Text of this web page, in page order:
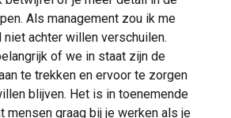
Als management zou ik me
niet achter willen verschuilen.
of we in staat zijn de
te trekken en ervoor te zorgen
blijven. Het is in toenemende
mensen graag bij je werken als je